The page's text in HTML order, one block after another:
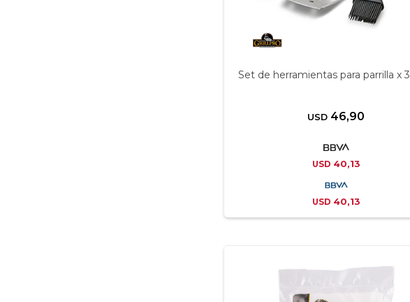
Set de herramientas para parrilla x 3
USD 46,90
USD 40,13
USD 40,13